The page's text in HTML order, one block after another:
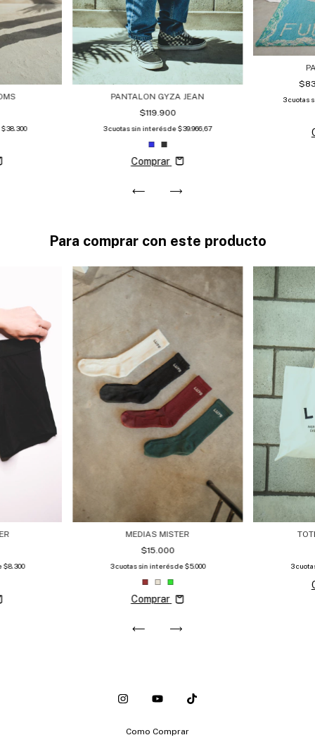
$38.300
PANTALON GYZA JEAN
$119.900
3cuotas sin interés de$39.966,67
Comprar
3 cuotas
Para comprar con este producto
$8.300
MEDIAS MISTER
$15.000
3cuotas sin interés de$5.000
Comprar
3
Como Comprar